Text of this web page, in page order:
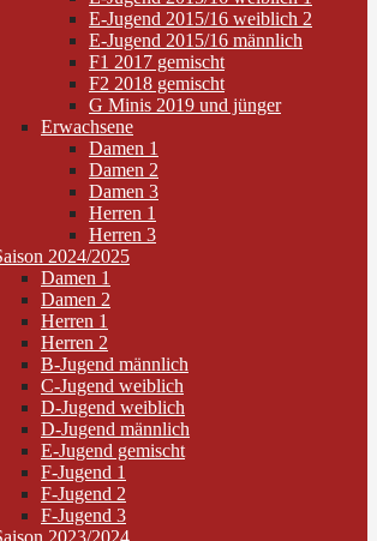
E-Jugend 2015/16 weiblich 2
E-Jugend 2015/16 männlich
F1 2017 gemischt
F2 2018 gemischt
G Minis 2019 und jünger
Erwachsene
Damen 1
Damen 2
Damen 3
Herren 1
Herren 3
2024/2025
Damen 1
Damen 2
Herren 1
Herren 2
B-Jugend männlich
C-Jugend weiblich
D-Jugend weiblich
D-Jugend männlich
E-Jugend gemischt
F-Jugend 1
F-Jugend 2
F-Jugend 3
2023/2024